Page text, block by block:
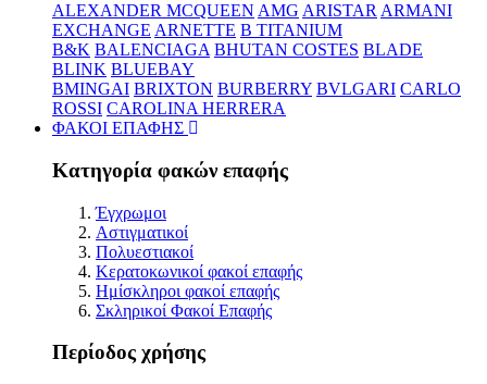
ALEXANDER MCQUEEN AMG ARISTAR ARMANI
EXCHANGE ARNETTE B TITANIUM
B&K BALENCIAGA BHUTAN COSTES BLADE
BLINK BLUEBAY
BMINGAI BRIXTON BURBERRY BVLGARI CARLO
ROSSI CAROLINA HERRERA
ΦΑΚΟΙ ΕΠΑΦΗΣ
Κατηγορία φακών επαφής
Έγχρωμοι
Αστιγματικοί
Πολυεστιακοί
Κερατοκωνικοί φακοί επαφής
Ημίσκληροι φακοί επαφής
Σκληρικοί Φακοί Επαφής
Περίοδος χρήσης